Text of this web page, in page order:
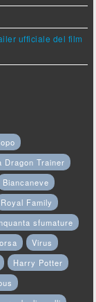
ufficiale del film
Dragon Trainer
Biancaneve
Royal Family
sfumature
Virus
Harry Potter